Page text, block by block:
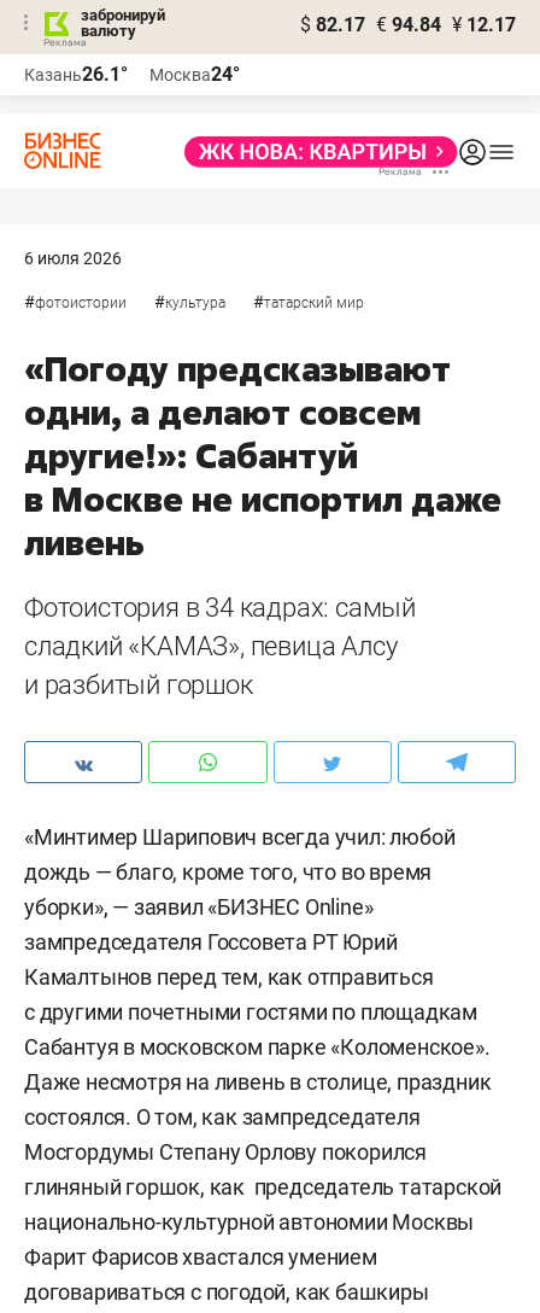
забронируй
валюту
$ 82.17 € 94.84 ¥ 12.17
Казань26.1° Москва24°
6 июля 2026
#фотоистории #культура #татарский мир
«Погоду предсказывают
одни, а делают совсем
другие!»: Сабантуй
в Москве не испортил даже
ливень
Фотоистория в 34 кадрах: самый
сладкий «КАМАЗ», певица Алсу
и разбитый горшок
«Минтимер Шарипович всегда учил: любой
дождь — благо, кроме того, что во время
уборки», — заявил «БИЗНЕС Online»
зампредседателя Госсовета РТ Юрий
Камалтынов перед тем, как отправиться
с другими почетными гостями по площадкам
Сабантуя в московском парке «Коломенское».
Даже несмотря на ливень в столице, праздник
состоялся. О том, как зампредседателя
Мосгордумы Степану Орлову покорился
глиняный горшок, как председатель татарской
национально-культурной автономии Москвы
Фарит Фарисов хвастался умением
договариваться с погодой, как башкиры